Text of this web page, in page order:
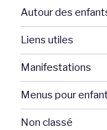
Autour des
Liens utiles
Manifestations
Menus pour
Non classé